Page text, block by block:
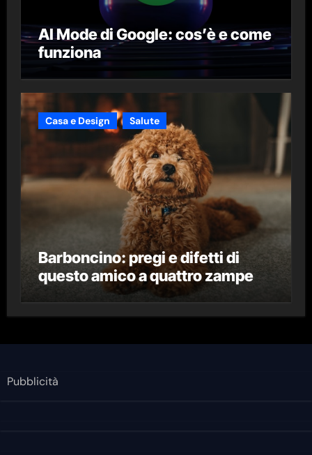
AI Mode di Google: cos’è e come
funziona
Casa e Design Salute
Barboncino: pregi e difetti di
questo amico a quattro zampe
Pubblicità